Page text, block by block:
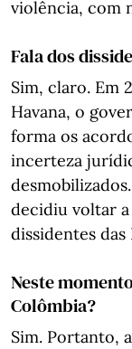
violência, com
Fala dos
Sim, claro. Em
Havana, o
forma os
incerteza
decidiu voltar a
dissidentes das
Neste
Colômbia?
Sim. Portanto,